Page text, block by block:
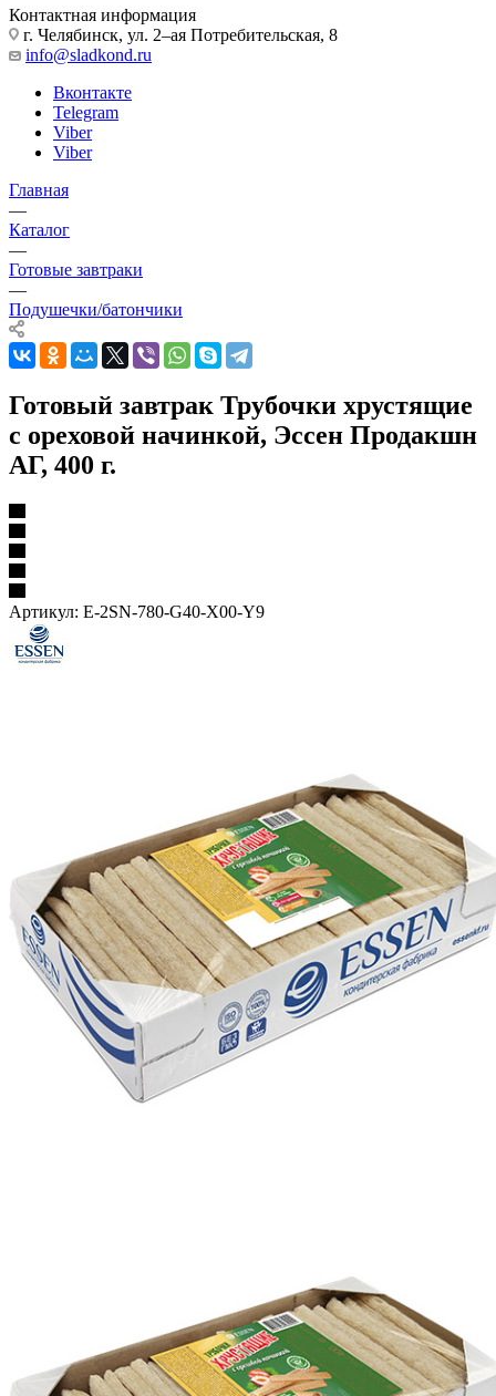
Контактная информация
г. Челябинск, ул. 2–ая Потребительская, 8
info@sladkond.ru
Вконтакте
Telegram
Viber
Viber
Главная
—
Каталог
—
Готовые завтраки
—
Подушечки/батончики
Готовый завтрак Трубочки хрустящие
с ореховой начинкой, Эссен Продакшн
АГ, 400 г.
Артикул: E-2SN-780-G40-X00-Y9